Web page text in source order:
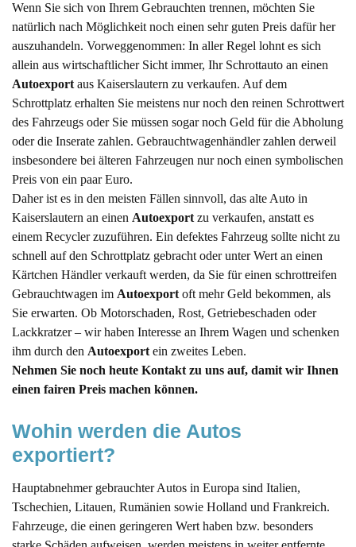
Wenn Sie sich von Ihrem Gebrauchten trennen, möchten Sie
natürlich nach Möglichkeit noch einen sehr guten Preis dafür her
auszuhandeln. Vorweggenommen: In aller Regel lohnt es sich
allein aus wirtschaftlicher Sicht immer, Ihr Schrottauto an einen
Autoexportaus Kaiserslautern zu verkaufen. Auf dem
Schrottplatz erhalten Sie meistens nur noch den reinen Schrottwert
des Fahrzeugs oder Sie müssen sogar noch Geld für die Abholung
oder die Inserate zahlen. Gebrauchtwagenhändler zahlen derweil
insbesondere bei älteren Fahrzeugen nur noch einen symbolischen
Preis von ein paar Euro.
Daher ist es in den meisten Fällen sinnvoll, das alte Auto in
Kaiserslautern an einen Autoexportzu verkaufen, anstatt es
einem Recycler zuzuführen. Ein defektes Fahrzeug sollte nicht zu
schnell auf den Schrottplatz gebracht oder unter Wert an einen
Kärtchen Händler verkauft werden, da Sie für einen schrottreifen
Gebrauchtwagen im Autoexportoft mehr Geld bekommen, als
Sie erwarten. Ob Motorschaden, Rost, Getriebeschaden oder
Lackkratzer – wir haben Interesse an Ihrem Wagen und schenken
ihm durch den Autoexportein zweites Leben.
Nehmen Sie noch heute Kontakt zu uns auf, damit wir Ihnen
einen fairen Preis machen können.
Wohin werden die Autos
exportiert?
Hauptabnehmer gebrauchter Autos in Europa sind Italien,
Tschechien, Litauen, Rumänien sowie Holland und Frankreich.
Fahrzeuge, die einen geringeren Wert haben bzw. besonders